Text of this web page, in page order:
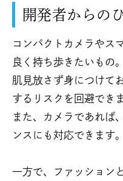
開発者からの
コンパクトカメラやス
良く持ち歩きたいもの。
肌見放さず身につけて
するリスクを回避でき
また、カメラであれば
ンスにも対応できます。
一方で、ファッション